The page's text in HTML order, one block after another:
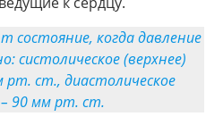
состояние, когда давление
систолическое (верхнее)
ст., диастолическое
90 мм рт. ст.